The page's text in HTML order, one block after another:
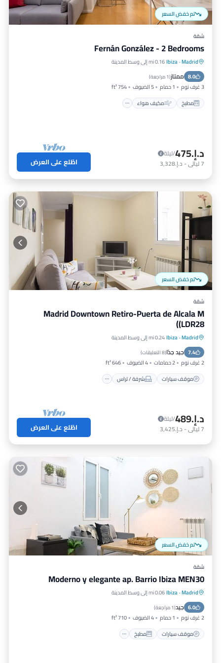
تم خفض السعر
شقة
Fernán González - 2 Bedrooms
Madrid
·
Ibiza0.16 mi إلى وسط المدينة
8.0 ممتاز(1 مراجعة )
3 غرف نوم 1 حمام 5 الضيوف
754 ft²
مطبخ
مكيف هواء
مطبخ مكيف هواء
مناسب للحيوانات الأليفة
د.إ.‏475
/ليلة
7ليالي- د.إ.‏3,328 اطّلع على العرض
تم خفض السعر
شقة
Madrid Downtown Retiro-Puerta de Alcala M
(LDR28)
Madrid
·
Ibiza0.24 mi إلى وسط المدينة
7.4 جيد جدًا(8 التعليقات )
2 غرف نوم 2 حمامات 4 الضيوف
646 ft²
موقف سيارات
شرفة / تراس
موقف سيارات شرفة / تراس
مكيف هواء
د.إ.‏489
/ليلة
7ليالي- د.إ.‏3,425 اطّلع على العرض
تم خفض السعر
شقة
Moderno y elegante ap. Barrio Ibiza MEN30
Madrid
·
Ibiza0.06 mi إلى وسط المدينة
6.0 جيد(1 مراجعة )
2 غرف نوم 1 حمام 4 الضيوف
710 ft²
موقف سيارات
مطبخ
موقف سيارات مطبخ
إنترنت